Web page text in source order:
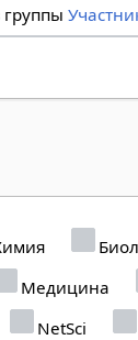
группы
Медицина
NetSci